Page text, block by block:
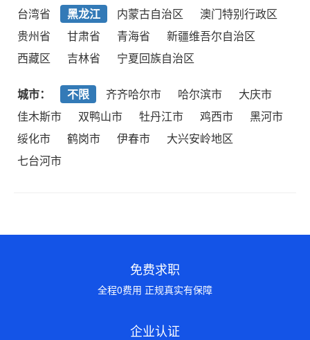
台湾省
黑龙江 内蒙古自治区
澳门特别行政区
贵州省
甘肃省 青海省
新疆维吾尔自治区
西藏区
吉林省 宁夏回族自治区
城市： 不限 齐齐哈尔市 哈尔滨市
大庆市
佳木斯市
双鸭山市 牡丹江市 鸡西市
黑河市
绥化市
鹤岗市 伊春市
大兴安岭地区
七台河市
免费求职
全程0费用 正规真实有保障
企业认证